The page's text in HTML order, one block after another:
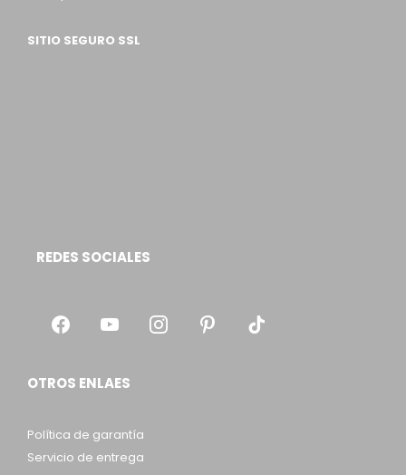
SITIO SEGURO SSL
REDES SOCIALES
OTROS ENLAES
Política de garantía
Servicio de entrega